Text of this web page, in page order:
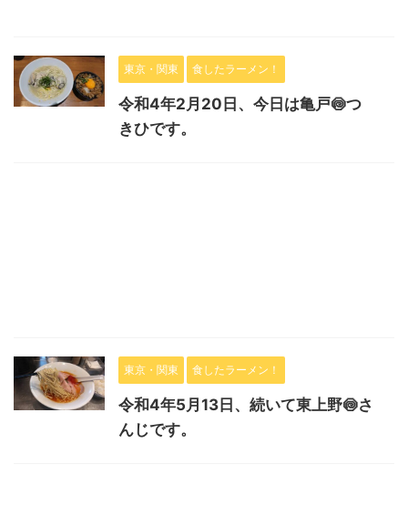
東京・関東 食したラーメン！
令和4年2月20日、今日は亀戸🍥つ
きひです。
東京・関東 食したラーメン！
令和4年5月13日、続いて東上野🍥さ
んじです。